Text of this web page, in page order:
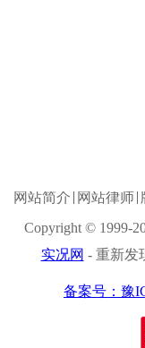
网站简介 网站律师
Copyright © 1999-
实况网 - 重新发
备案号：豫